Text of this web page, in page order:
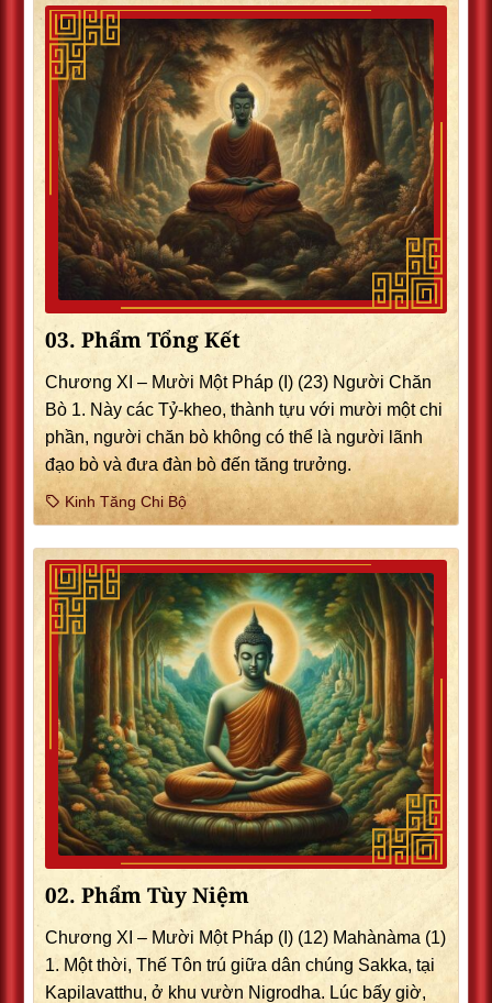
03. Phẩm Tổng Kết
Chương XI – Mười Một Pháp (I) (23) Người Chăn
Bò 1. Này các Tỷ-kheo, thành tựu với mười một chi
phần, người chăn bò không có thể là người lãnh
đạo bò và đưa đàn bò đến tăng trưởng.
Kinh Tăng Chi Bộ
02. Phẩm Tùy Niệm
Chương XI – Mười Một Pháp (I) (12) Mahànàma (1)
1. Một thời, Thế Tôn trú giữa dân chúng Sakka, tại
Kapilavatthu, ở khu vườn Nigrodha. Lúc bấy giờ,